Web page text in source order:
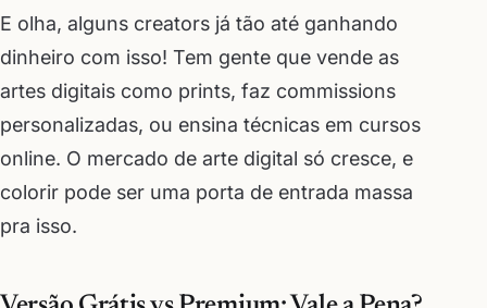
E olha, alguns creators já tão até ganhando
dinheiro com isso! Tem gente que vende as
artes digitais como prints, faz commissions
personalizadas, ou ensina técnicas em cursos
online. O mercado de arte digital só cresce, e
colorir pode ser uma porta de entrada massa
pra isso.